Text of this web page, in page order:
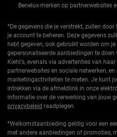
Benelux-merken op partnerwebsites
*De gegevens die je verstrekt, zullen
je account te beheren. Deze gegevens
hebt gegeven, ook gebruikt worden om
gepersonaliseerde aanbiedingen te
Kiehl's, evenals via advertenties van
partnerwebsites en sociale netwerken,
marketingactiviteiten te meten. Je kunt
intrekken via de afmeldlink in onze
informatie over de verwerking van jouw
privacybeleid raadplegen.
*Welkomstaanbieding geldig voor een
met andere aanbiedingen of promoties,